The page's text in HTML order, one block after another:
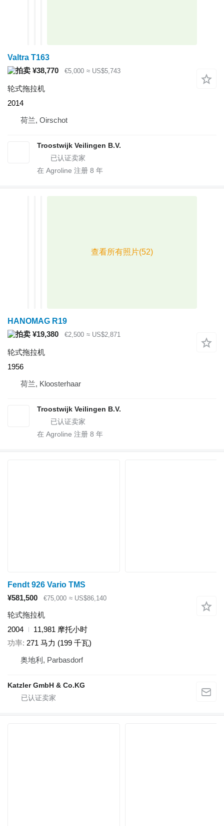
Valtra T163
¥38,770
€5,000 ≈ US$5,743
轮式拖拉机
2014
荷兰, Oirschot
Troostwijk Veilingen B.V.
在 Agroline 注册 8 年
HANOMAG R19
¥19,380
€2,500 ≈ US$2,871
轮式拖拉机
1956
荷兰, Kloosterhaar
Troostwijk Veilingen B.V.
在 Agroline 注册 8 年
Fendt 926 Vario TMS
¥581,500
€75,000 ≈ US$86,140
轮式拖拉机
2004
11,981 摩托小时
功率 271 马力 (199 千瓦)
奥地利, Parbasdorf
Katzler GmbH & Co.KG